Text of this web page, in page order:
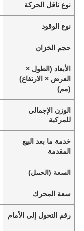
نوع ناقل الحركة
نوع الوقود
حجم الخزان
الأبعاد (الطول ×
العرض × الارتفاع)
(مم)
الوزن الإجمالي
للمركبة
خدمة ما بعد البيع
المقدمة
السعة (الحمل)
سعة المحرك
رقم التحول إلى الأمام